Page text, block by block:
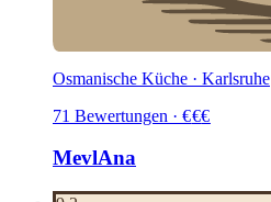
Osmanische Küche · Karlsruhe
71 Bewertungen · €€€
MevlAna